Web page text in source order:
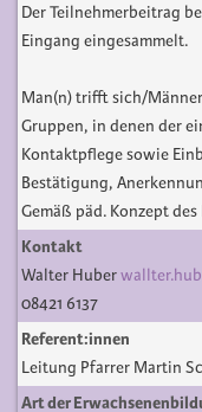
Der Teilnehmerbeitrag
Eingang eingesammelt.
Man(n) trifft sich/
Gruppen, in denen der
Kontaktpflege sowie
Bestätigung,
Gemäß päd. Konzept des
Kontakt
Walter Huber
08421 6137
Referent:innen
Leitung Pfarrer Martin
Art der